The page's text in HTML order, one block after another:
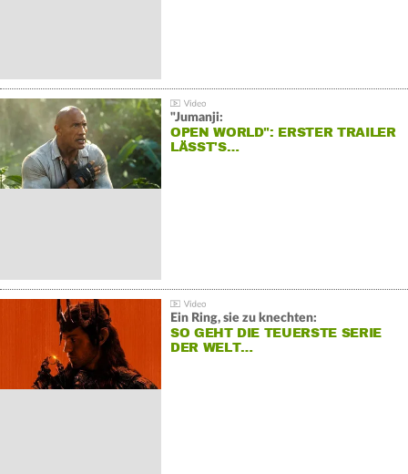
"Jumanji:
OPEN WORLD": ERSTER TRAILER
LÄSST'S…
Ein Ring, sie zu knechten:
SO GEHT DIE TEUERSTE SERIE
DER WELT…